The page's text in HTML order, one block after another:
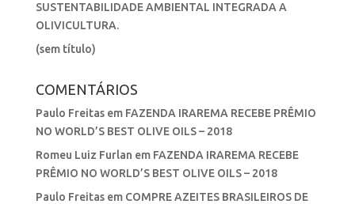
SUSTENTABILIDADE AMBIENTAL INTEGRADA A
OLIVICULTURA.
(sem título)
COMENTÁRIOS
Paulo Freitasem FAZENDA IRAREMA RECEBE PRÊMIO
NO WORLD’S BEST OLIVE OILS – 2018
Romeu Luiz Furlan em FAZENDA IRAREMA RECEBE
PRÊMIO NO WORLD’S BEST OLIVE OILS – 2018
Paulo Freitasem COMPRE AZEITES BRASILEIROS DE